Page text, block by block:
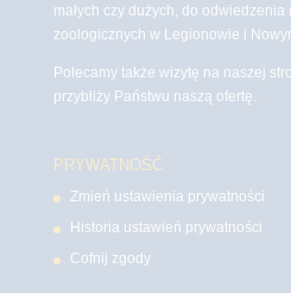
małych czy dużych, do
zoologicznych w Legionowie i
Polecamy także wizytę na naszej
przybliży Państwu naszą ofertę.
PRYWATNOŚĆ
Zmień ustawienia prywatności
Historia ustawień prywatności
Cofnij zgody